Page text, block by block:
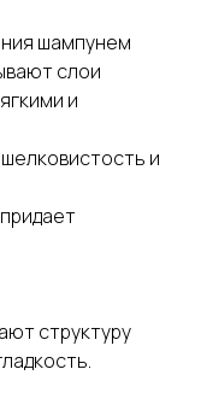
шампунем
слои
и
и
структуру